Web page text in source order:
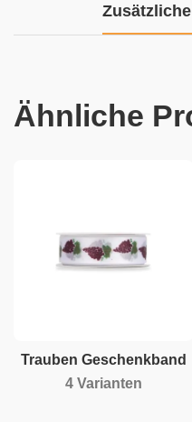
Ähnliche
Trauben Geschenkband
4 Varianten